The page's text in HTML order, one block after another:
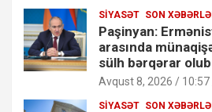
SIYASƏT SON
Paşinyan:
arasında
sülh bərqərar olub
Avqust 8, 2026 / 10:57
SIYASƏT SON